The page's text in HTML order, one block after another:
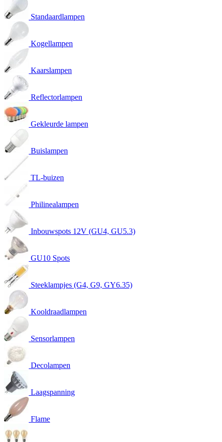
Standaardlampen
Kogellampen
Kaarslampen
Reflectorlampen
Gekleurde lampen
Buislampen
TL-buizen
Philinealampen
Inbouwspots 12V (GU4, GU5.3)
GU10 Spots
Steeklampjes (G4, G9, GY6.35)
Kooldraadlampen
Sensorlampen
Decolampen
Laagspanning
Flame